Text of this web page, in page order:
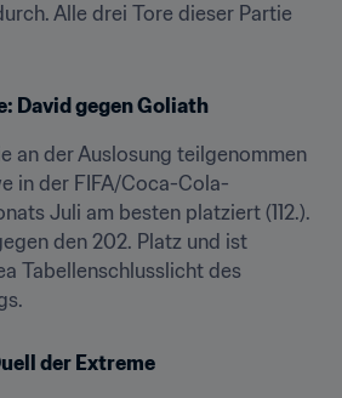
Alle drei Tore dieser Partie
David gegen Goliath
an der Auslosung teilgenommen
in der FIFA/Coca-Cola-
Juli am besten platziert (112.).
den 202. Platz und ist
Tabellenschlusslicht des
der Extreme